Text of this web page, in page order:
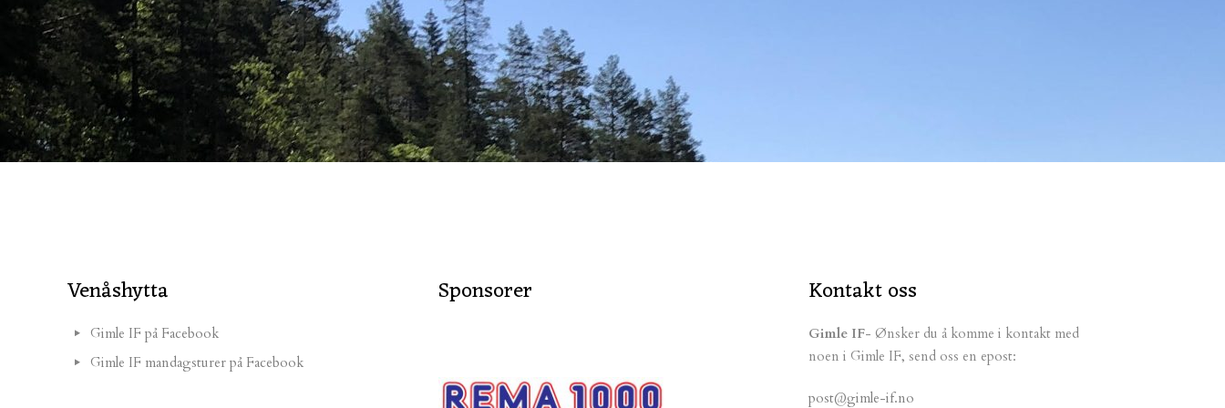
Venåshytta
Gimle IF på Facebook
Gimle IF mandagsturer på Facebook
Sponsorer Kontakt oss
Gimle IF- Ønsker du å komme i kontakt med
noen i Gimle IF, send oss en epost:
post@gimle-if.no